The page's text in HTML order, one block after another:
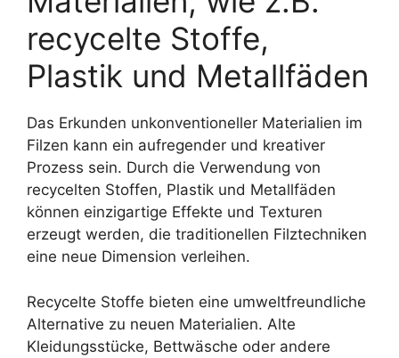
recycelte Stoffe,
Plastik und Metallfäden
Das Erkunden unkonventioneller Materialien im
Filzen kann ein aufregender und kreativer
Prozess sein. Durch die Verwendung von
recycelten Stoffen, Plastik und Metallfäden
können einzigartige Effekte und Texturen
erzeugt werden, die traditionellen Filztechniken
eine neue Dimension verleihen.
Recycelte Stoffe bieten eine umweltfreundliche
Alternative zu neuen Materialien. Alte
Kleidungsstücke, Bettwäsche oder andere